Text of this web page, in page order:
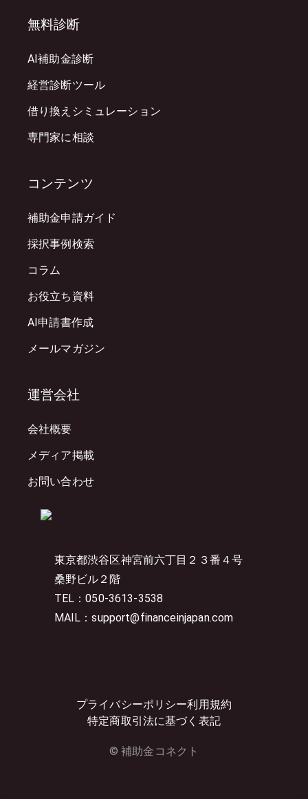
東京都渋谷区神宮前六丁目２３番４号
桑野ビル２階
TEL：050-3613-3538
MAIL：support@financeinjapan.com
プライバシーポリシー利用規約
特定商取引法に基づく表記
© 補助金コネクト
無料診断
AI補助金診断
経営診断ツール
借り換えシミュレーション
専門家に相談
コンテンツ
補助金申請ガイド
採択事例検索
コラム
お役立ち資料
AI申請書作成
メールマガジン
運営会社
会社概要
メディア掲載
お問い合わせ